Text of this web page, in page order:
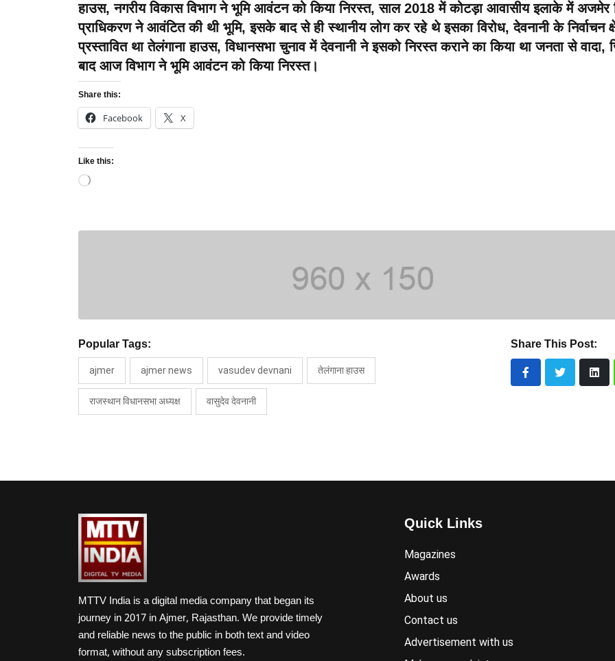
हाउस, नगरीय विकास विभाग ने भूमि आवंटन को किया निरस्त, साल 2018 में कोटड़ा आवासीय इलाके में अजमेर
प्राधिकरण ने आवंटित की थी भूमि, इसके बाद से ही स्थानीय लोग कर रहे थे इसका विरोध, देवनानी के निर्वाचन
प्रस्तावित था तेलंगाना हाउस, विधानसभा चुनाव में देवनानी ने इसको निरस्त कराने का किया था जनता से वादा,
बाद आज विभाग ने भूमि आवंटन को किया निरस्त।
Share this:
Facebook X
Like this:
Loading…
Popular Tags:
ajmer ajmer news vasudev devnani तेलंगाना हाउस
राजस्थान विधानसभा अध्यक्ष वासुदेव देवनानी
Share This Post:
MTTV India is a digital media company that began its
journey in 2017 in Ajmer, Rajasthan. We provide timely
and reliable news to the public in both text and video
format, without any subscription fees.
Quick Links
Magazines
Awards
About us
Contact us
Advertisement with us